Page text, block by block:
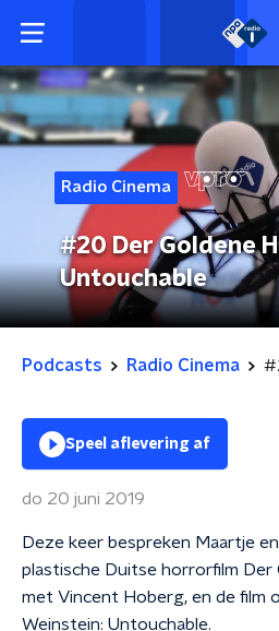
Radio Cinema
#20 Der Goldene
Untouchable
Podcasts Radio Cinema
Speel aflevering af
do 20 juni 2019
Deze keer bespreken Maartje
plastische Duitse horrorfilm Der
met Vincent Hoberg, en de film
Weinstein: Untouchable.